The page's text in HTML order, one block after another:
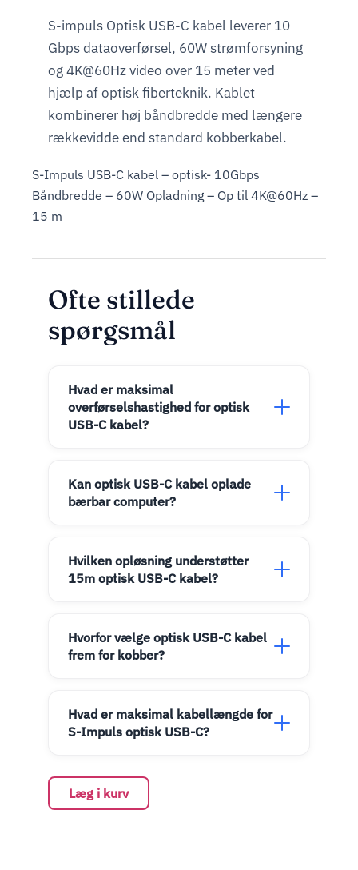
S-impuls Optisk USB-C kabel leverer 10
Gbps dataoverførsel, 60W strømforsyning
og 4K@60Hz video over 15 meter ved
hjælp af optisk fiberteknik. Kablet
kombinerer høj båndbredde med længere
rækkevidde end standard kobberkabel.
S-Impuls USB-C kabel – optisk- 10Gbps
Båndbredde – 60W Opladning – Op til 4K@60Hz –
15 m
Ofte stillede
spørgsmål
Hvad er maksimal
overførselshastighed for optisk
USB-C kabel?
Kan optisk USB-C kabel oplade
bærbar computer?
Hvilken opløsning understøtter
15m optisk USB-C kabel?
Hvorfor vælge optisk USB-C kabel
frem for kobber?
Hvad er maksimal kabellængde for
S-Impuls optisk USB-C?
Læg i kurv